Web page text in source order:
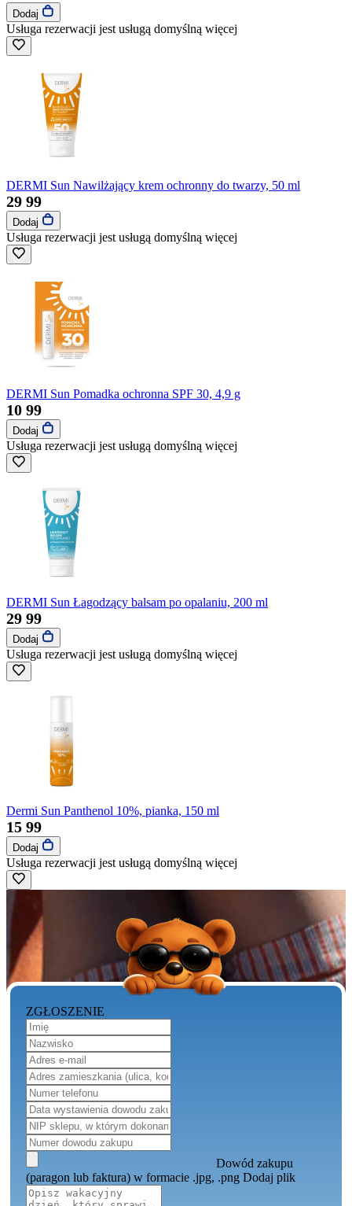
Dodaj
Usługa rezerwacji jest usługą domyślną więcej
DERMI Sun Nawilżający krem ochronny do twarzy, 50 ml
29 99
Dodaj
Usługa rezerwacji jest usługą domyślną więcej
DERMI Sun Pomadka ochronna SPF 30, 4,9 g
10 99
Dodaj
Usługa rezerwacji jest usługą domyślną więcej
DERMI Sun Łagodzący balsam po opalaniu, 200 ml
29 99
Dodaj
Usługa rezerwacji jest usługą domyślną więcej
Dermi Sun Panthenol 10%, pianka, 150 ml
15 99
Dodaj
Usługa rezerwacji jest usługą domyślną więcej
ZGŁOSZENIE
Dowód zakupu
(paragon lub faktura) w formacie .jpg, .png Dodaj plik